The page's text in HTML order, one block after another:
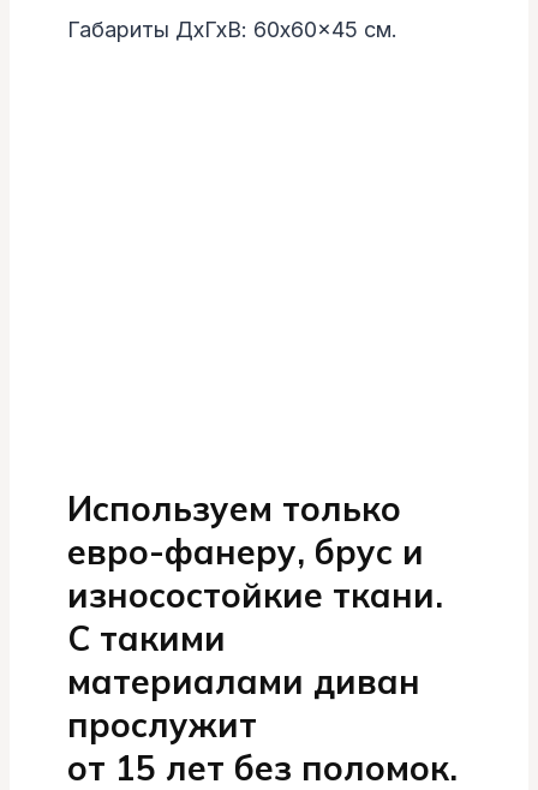
Габариты ДхГхВ: 60x60x45 см.
Используем только
евро-фанеру, брус и
износостойкие ткани.
С такими
материалами диван
прослужит
от 15 лет без поломок.